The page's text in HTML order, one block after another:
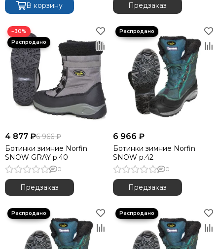
В корзину Предзаказ
−30%
4 877 ₽6 966 ₽
Ботинки зимние Norfin
SNOW GRAY р.40
0
Предзаказ
6 966 ₽
Ботинки зимние Norfin
SNOW р.42
0
Предзаказ